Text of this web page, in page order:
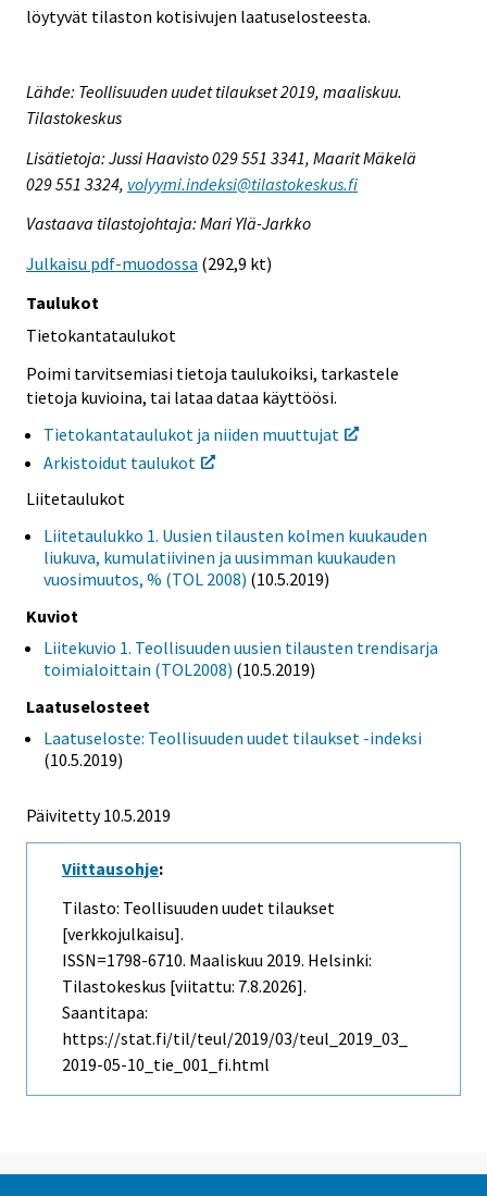
löytyvät tilaston kotisivujen laatuselosteesta.
Lähde: Teollisuuden uudet tilaukset 2019, maaliskuu.
Tilastokeskus
Lisätietoja: Jussi Haavisto 029 551 3341, Maarit Mäkelä
029 551 3324, volyymi.indeksi@tilastokeskus.fi
Vastaava tilastojohtaja: Mari Ylä-Jarkko
Julkaisu pdf-muodossa (292,9 kt)
Taulukot
Tietokantataulukot
Poimi tarvitsemiasi tietoja taulukoiksi, tarkastele
tietoja kuvioina, tai lataa dataa käyttöösi.
Tietokantataulukot ja niiden muuttujat
Arkistoidut taulukot
Liitetaulukot
Liitetaulukko 1. Uusien tilausten kolmen kuukauden
liukuva, kumulatiivinen ja uusimman kuukauden
vuosimuutos, % (TOL 2008) (10.5.2019)
Kuviot
Liitekuvio 1. Teollisuuden uusien tilausten trendisarja
toimialoittain (TOL2008) (10.5.2019)
Laatuselosteet
Laatuseloste: Teollisuuden uudet tilaukset -indeksi
(10.5.2019)
Päivitetty 10.5.2019
Viittausohje:
Tilasto: Teollisuuden uudet tilaukset
[verkkojulkaisu].
ISSN=1798-6710. Maaliskuu 2019. Helsinki:
Tilastokeskus [viitattu: 7.8.2026].
Saantitapa:
https://stat.fi/til/teul/2019/03/teul_2019_03_
2019-05-10_tie_001_fi.html